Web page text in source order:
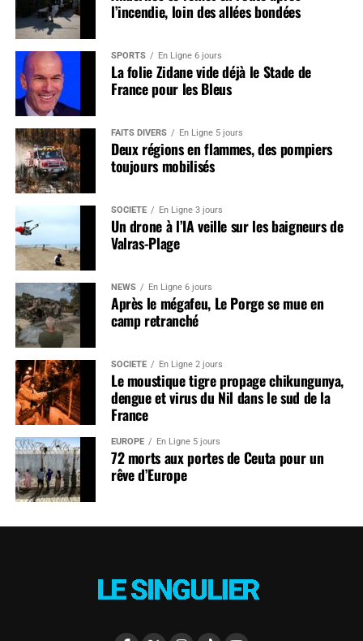
l’incendie, loin des allées bondées
SPORTS En Ligne 6 jours
La folie Zidane vide déjà le Stade de
France pour les Bleus
FAITS DIVERS En Ligne 5 jours
Deux régions en flammes, des pompiers
toujours mobilisés
SOCIÉTÉ En Ligne 3 jours
Un drone à l’IA veille sur les baigneurs de
Valras-Plage
NEWS En Ligne 6 jours
Après le mégafeu, Le Porge se mue en
camp retranché
SOCIÉTÉ En Ligne 2 jours
Le moustique tigre propage chikungunya,
dengue et virus du Nil dans le sud de la
France
EUROPE En Ligne 5 jours
72 morts aux portes de Ceuta pour un
rêve d’Europe